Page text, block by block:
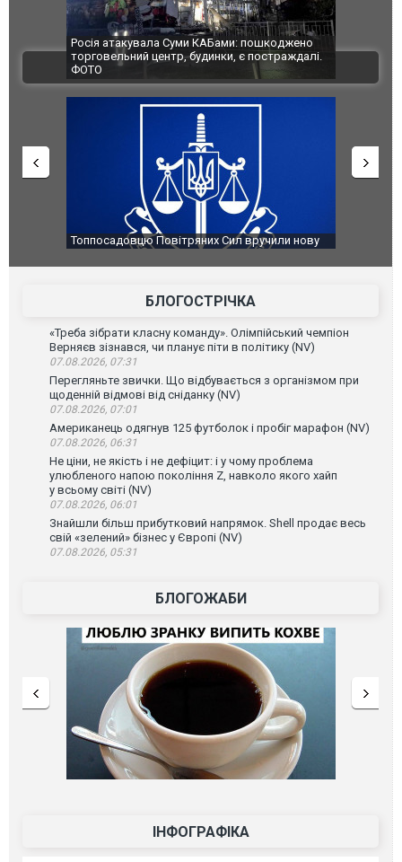
Українські надзвичайники врятували козуленя
під час ліквідації масштабної лісової пожежі у
Франції
СБУ за
Болгарії
ВІДЕО
Сили оборони уразили Ярославський НПЗ:
атаку. ВІДЕО
Неймар
БЛОГОСТРІЧКА
«Треба зібрати класну команду». Олімпійський чемпіон
Верняєв зізнався, чи планує піти в політику (NV)
07.08.2026, 07:31
Перегляньте звички. Що відбувається з організмом при
щоденній відмові від сніданку (NV)
07.08.2026, 07:01
Американець одягнув 125 футболок і пробіг марафон (NV)
07.08.2026, 06:31
Не ціни, не якість і не дефіцит: і у чому проблема
улюбленого напою покоління Z, навколо якого хайп
у всьому світі (NV)
07.08.2026, 06:01
Знайшли більш прибутковий напрямок. Shell продає весь
свій «зелений» бізнес у Європі (NV)
07.08.2026, 05:31
БЛОГОЖАБИ
ІНФОГРАФІКА